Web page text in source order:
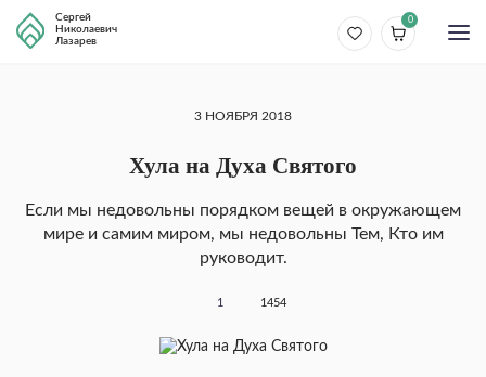
Сергей
Николаевич
Лазарев
0
3 НОЯБРЯ 2018
Хула на Духа Святого
Если мы недовольны порядком вещей в окружающем
мире и самим миром, мы недовольны Тем, Кто им
руководит.
1 1454